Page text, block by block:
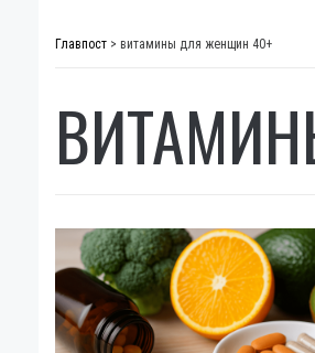
Главпост > витамины для женщин 40+